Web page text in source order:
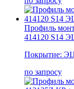
Профиль
414120 S14
Покрытие:
по запросу